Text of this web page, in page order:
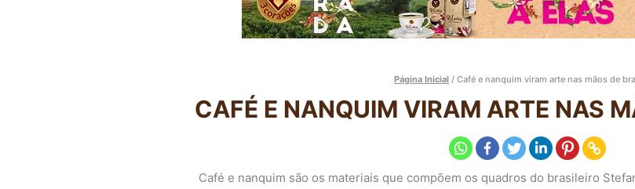
Página Inicial / Café e nanquim viram arte nas mãos de
CAFÉ E NANQUIM VIRAM ARTE NAS
Café e nanquim são os materiais que compõem os quadros do brasileiro